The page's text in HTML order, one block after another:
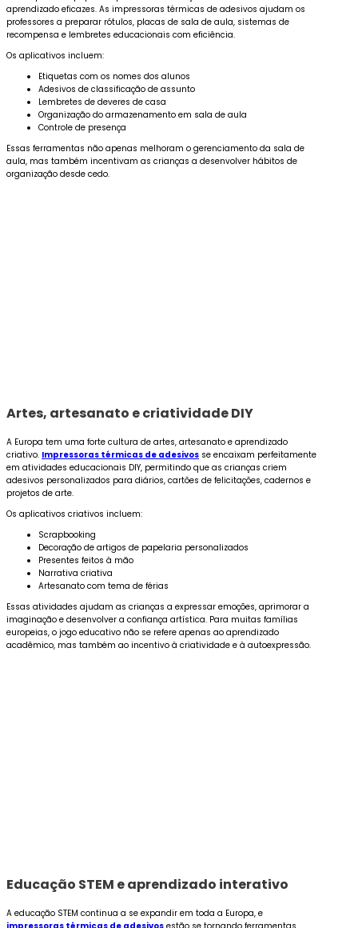
aprendizado eficazes. As impressoras térmicas de adesivos ajudam os
professores a preparar rótulos, placas de sala de aula, sistemas de
recompensa e lembretes educacionais com eficiência.
Os aplicativos incluem:
Etiquetas com os nomes dos alunos
Adesivos de classificação de assunto
Lembretes de deveres de casa
Organização do armazenamento em sala de aula
Controle de presença
Essas ferramentas não apenas melhoram o gerenciamento da sala de
aula, mas também incentivam as crianças a desenvolver hábitos de
organização desde cedo.
Artes, artesanato e criatividade DIY
A Europa tem uma forte cultura de artes, artesanato e aprendizado
criativo. Impressoras térmicas de adesivos se encaixam perfeitamente
em atividades educacionais DIY, permitindo que as crianças criem
adesivos personalizados para diários, cartões de felicitações, cadernos e
projetos de arte.
Os aplicativos criativos incluem:
Scrapbooking
Decoração de artigos de papelaria personalizados
Presentes feitos à mão
Narrativa criativa
Artesanato com tema de férias
Essas atividades ajudam as crianças a expressar emoções, aprimorar a
imaginação e desenvolver a confiança artística. Para muitas famílias
europeias, o jogo educativo não se refere apenas ao aprendizado
acadêmico, mas também ao incentivo à criatividade e à autoexpressão.
Educação STEM e aprendizado interativo
A educação STEM continua a se expandir em toda a Europa, e
impressoras térmicas de adesivos estão se tornando ferramentas